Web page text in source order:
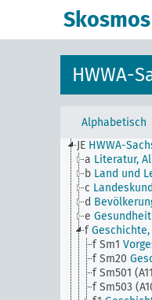
Skosmos
HWWA-
Alphabetisch
JE HWWA-
a Literatur,
b Land und
c
d
e
f
f Sm1
f Sm20
f Sm501
f Sm503